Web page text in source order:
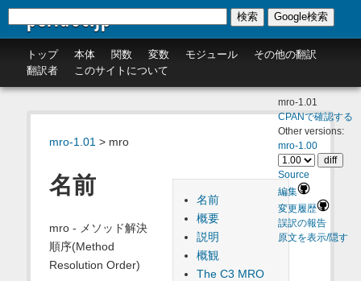
perldoc.jp
トップ 本体 関数 変数 モジュール
その他の翻訳
翻訳者
このサイトについて
検索 Google検索
mro-1.01 > mro
mro-1.01
CPANで確認する
Other versions:
mro-1.00
Source
編集
変更履歴
誤訳の報告
原文を表示/隠す
名前
概要
説明
概観
The C3 MRO
名前
mro - メソッド解決
順序(Method
Resolution Order)